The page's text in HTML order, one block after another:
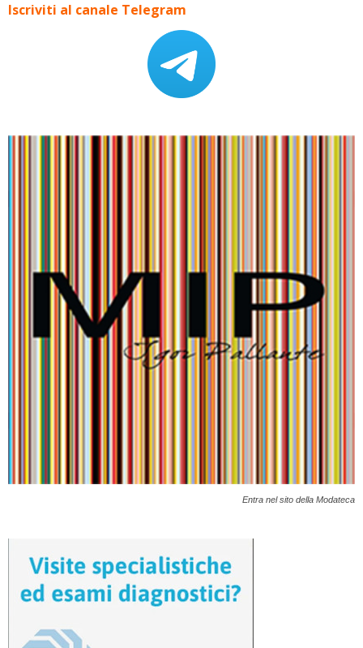
Iscriviti al canale Telegram
Entra nel sito della Modateca